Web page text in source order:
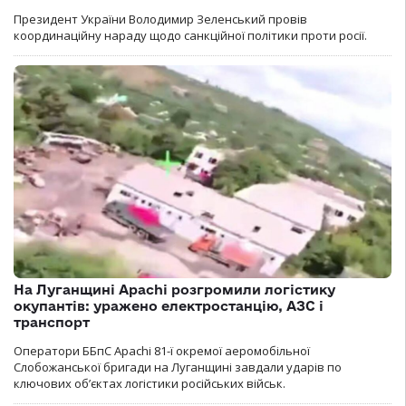
Президент України Володимир Зеленський провів
координаційну нараду щодо санкційної політики проти росії.
На Луганщині Apachi розгромили логістику
окупантів: уражено електростанцію, АЗС і
транспорт
Оператори ББпС Apachi 81-ї окремої аеромобільної
Слобожанської бригади на Луганщині завдали ударів по
ключових об’єктах логістики російських військ.